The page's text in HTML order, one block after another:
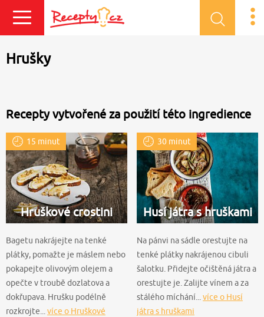
Přihlásit se
Hrušky
Recepty vytvořené za použití této ingredience
15 minut
Hruškové crostini
Bagetu nakrájejte na tenké
plátky, pomažte je máslem nebo
pokapejte olivovým olejem a
opečte v troubě dozlatova a
dokřupava. Hrušku podélně
rozkrojte...více o Hruškové
30 minut
Husí játra s hruškami
Na pánvi na sádle orestujte na
tenké plátky nakrájenou cibuli
šalotku. Přidejte očištěná játra a
orestujte je. Zalijte vínem a za
stálého míchání...více o Husí
játra s hruškami